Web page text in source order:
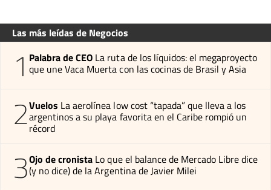
Las más leídas de Negocios
1 Palabra de CEO La ruta de los líquidos: el megaproyecto
que une Vaca Muerta con las cocinas de Brasil y Asia
2Vuelos La aerolínea low cost “tapada” que lleva a los
argentinos a su playa favorita en el Caribe rompió un
récord
3Ojo de cronista Lo que el balance de Mercado Libre dice
(y no dice) de la Argentina de Javier Milei